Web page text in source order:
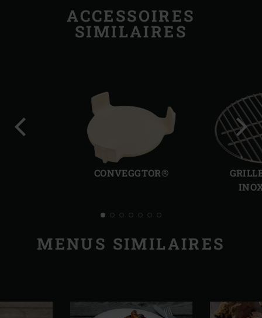
ACCESSOIRES
SIMILAIRES
CONVEGGTOR®
MENUS SIMILAIRES